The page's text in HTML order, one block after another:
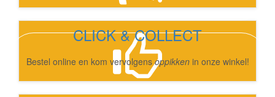
CLICK & COLLECT
Bestel online en kom vervolgensoppikkenin onze winkel!